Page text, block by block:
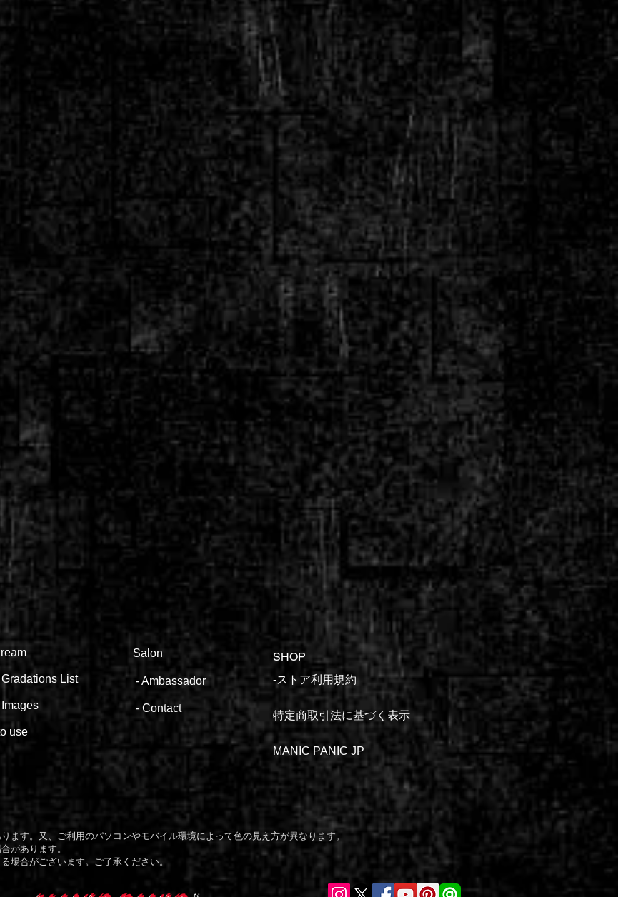
List
Images
use
Salon
-Ambassador
- Contact
SHOP
​​-ストア利用規約
特定商取引法に基づく表示
MANIC PANIC JP
ます。又、ご利用のパソコンやモバイル環境によって色の見え方が異なります。
があります。
場合がございます。ご了承ください。